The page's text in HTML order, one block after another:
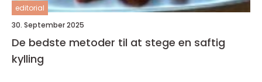
editorial
30. September 2025
De bedste metoder til at stege en saftig
kylling